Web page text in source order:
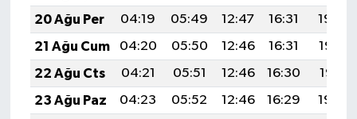
20 Ağu Per
04:19 05:49 12:47 16:31
19:34
21 Ağu Cum
04:20 05:50 12:46 16:31
19:33
22 Ağu Cts
04:21 05:51 12:46 16:30
19:31
23 Ağu Paz
04:23 05:52 12:46 16:29
19:30